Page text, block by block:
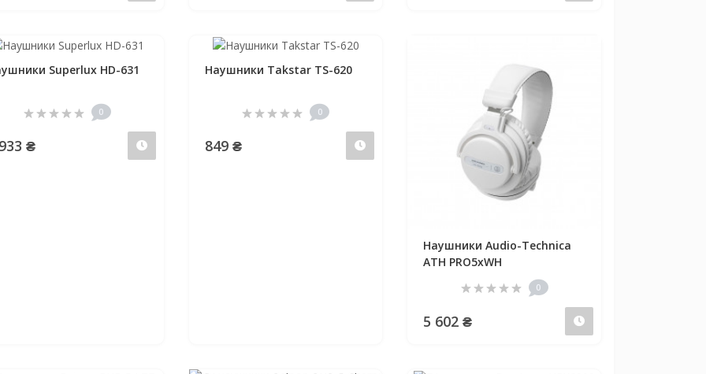
Superlux HD-631
0
₴ Предзаказ
Наушники Takstar TS-620
0
849 ₴
Наушники Audio-Technica
ATH PRO5xWH
0
5 602 ₴